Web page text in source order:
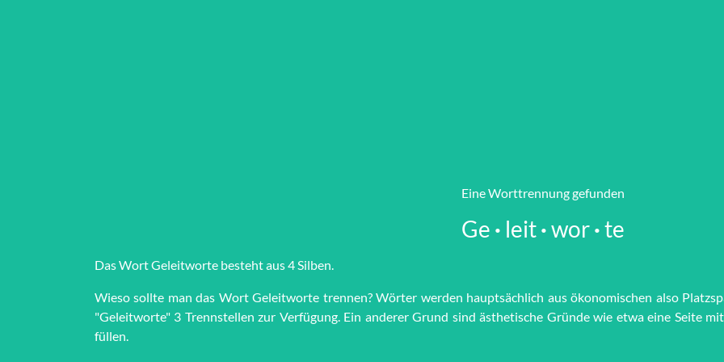
Eine Worttrennung gefunden
Ge · leit·wor·te
Das Wort Ge­leit­wor­te besteht aus 4 Silben.
Wieso sollte man das Wort Ge­leit­wor­te trennen? Wörter werden haupt­sächlich aus öko­no­mi­schen also
"Ge­leit­wor­te" 3 Trenn­stel­len zur Ver­fü­gung. Ein anderer Grund sind äs­the­tische Grün­de wie et­wa eine Seite
füllen.